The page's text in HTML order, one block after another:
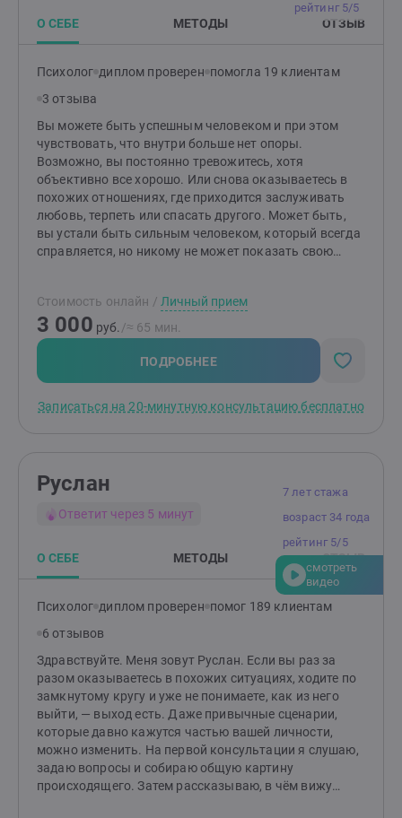
рейтинг 5/5
О СЕБЕ МЕТОДЫ ОТЗЫВ
Психолог диплом проверен помогла 19 клиентам
3 отзыва
Вы можете быть успешным человеком и при этом
чувствовать, что внутри больше нет опоры.
Возможно, вы постоянно тревожитесь, хотя
объективно все хорошо. Или снова оказываетесь в
похожих отношениях, где приходится заслуживать
любовь, терпеть или спасать другого. Может быть,
вы устали быть сильным человеком, который всегда
справляется, но никому не может показать свою
сделать, но снова поступает по-старому. Это не
слабость и не отсутствие силы воли. У каждого из нас
есть внутренние сценарии, которые когда-то
помогали выжить, а сегодня незаметно управляют
нашей жизнью. Я не даю готовых советов и не учу
происходящего, чтобы изменения происходили не
выдерживать тревогу и чувствовать себя более
предприниматели, руководители и собственники
бизнеса. За сильной внешней позицией часто
скрываются постоянное напряжение, чувство
ответственности за всех, страх ошибиться,
невозможность остановиться и ощущение
одиночества. Об этом редко говорят вслух, но именно
эти переживания нередко становятся причиной
ощущения, что жизнь перестала приносить
удовлетворение. Если вы узнали себя хотя бы в
нескольких строках, возможно, сейчас пришло время
разобраться не только с тем, что происходит, но и с
тем, почему это продолжает повторяться. Буду рада
сопровождать вас в этом процессе.
Стоимость онлайн / Личный прием
3 000 руб. /≈ 65 мин.
ПОДРОБНЕЕ
Записаться на 20-минутную консультацию бесплатно
7 лет стажа
возраст 34 года
рейтинг 5/5
смотреть
видео
Руслан
Ответит через 5 минут
О СЕБЕ МЕТОДЫ ОТЗЫВ
Психолог диплом проверен помог 189 клиентам
6 отзывов
Здравствуйте. Меня зовут Руслан. Если вы раз за
разом оказываетесь в похожих ситуациях, ходите по
замкнутому кругу и уже не понимаете, как из него
выйти, — выход есть. Даже привычные сценарии,
которые давно кажутся частью вашей личности,
можно изменить. На первой консультации я слушаю,
задаю вопросы и собираю общую картину
происходящего. Затем рассказываю, в чём вижу